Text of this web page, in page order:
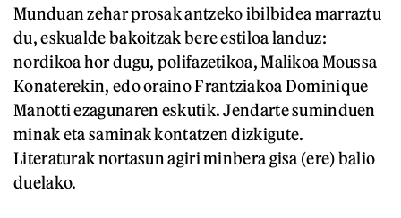
Munduan zehar prosak antzeko ibilbidea marraztu
du, eskualde bakoitzak bere estiloa landuz:
nordikoa hor dugu, polifazetikoa, Malikoa Moussa
Konaterekin, edo oraino Frantziakoa Dominique
Manotti ezagunaren eskutik. Jendarte suminduen
minak eta saminak kontatzen dizkigute.
Literaturak nortasun agiri minbera gisa (ere) balio
duelako.